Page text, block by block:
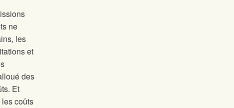
ne
les
et
des
Et
coûts